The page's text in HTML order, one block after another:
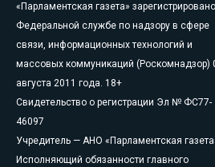
«Парламентская газета»
Федеральной службе по надзору в сфере
связи, информационных технологий и
массовых коммуникаций (Роскомнадзор)
августа 2011 года. 18+
Свидетельство о регистрации Эл № ФС77-
46097
Учредитель — АНО «Парламентская
Исполняющий обязанности главного